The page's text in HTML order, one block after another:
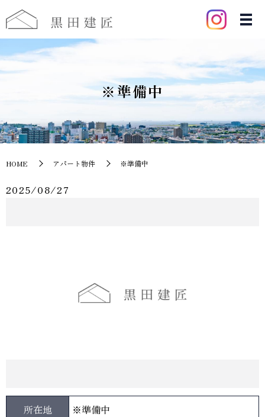
※準備中
HOME アパート物件 ※準備中
2025/08/27
所在地
※準備中